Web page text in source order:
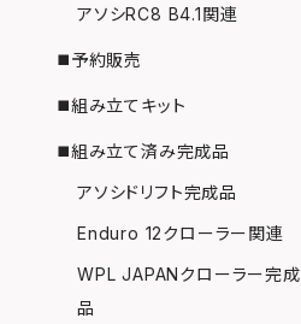
アソシRC8 B4.1関連
◼️予約販売
◼️組み立てキット
◼️組み立て済み完成品
アソシドリフト完成品
Enduro 12クローラー関連
WPL JAPANクローラー完成
品